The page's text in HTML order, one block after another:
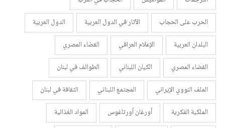
الحرب على الحجاب
الآثار في الدول العربية
الدول العربية
البلدان العربية
الإعلام العراقي
القضاء المصري
القضاء المصري
الكيان اللبناني
الطوائف في لبنان
الملف النووي الإيراني
المجتمع اللبناني
الثقافة في لبنان
الملكية الفكرية
أورغان أورتاغوس
المواد الغذائية